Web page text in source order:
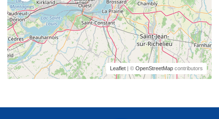
Leaflet | © OpenStreetMap contributors